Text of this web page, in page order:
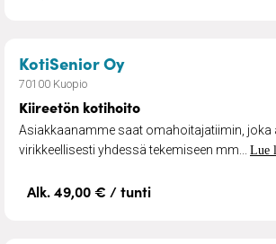
KotiSenior Oy– Kiireetön kotihoito
70100 Kuopio
Kiireetön kotihoito
Asiakkaanamme saat omahoitajatiimin, joka
virikkeellisesti yhdessä tekemiseen mm... Lue
Alk. 49,00 € / tunti